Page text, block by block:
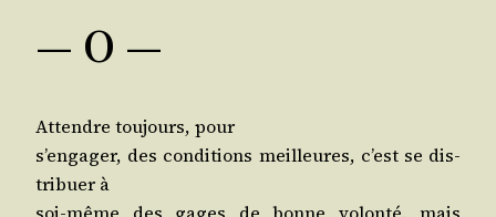
— O —
Attendre tou­jours, pour
s’en­ga­ger, des condi­tions meilleures, c’est se dis­
tri­buer à